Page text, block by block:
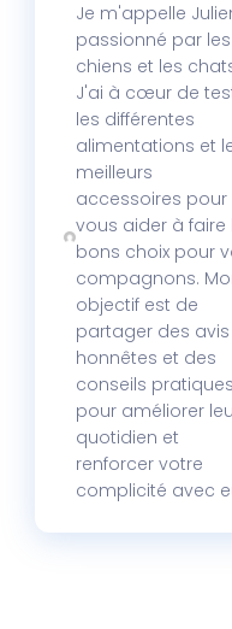
Je m'appelle
passionné par les
chiens et les
J'ai à cœur de
les différentes
alimentations et
meilleurs
accessoires pour
vous aider à faire
bons choix pour
compagnons.
objectif est de
partager des avis
honnêtes et des
conseils pratiques
pour améliorer
quotidien et
renforcer votre
complicité avec